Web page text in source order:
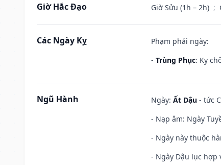
Giờ Hắc Đạo Giờ Sửu (1h – 2h) ;
Các Ngày Kỵ
Phạm phải ngày:
- Trùng Phục: Kỵ
Ngũ Hành Ngày: Ất Dậu - tức
- Nạp âm: Ngày
- Ngày này thuộc
- Ngày Dậu lục hợp